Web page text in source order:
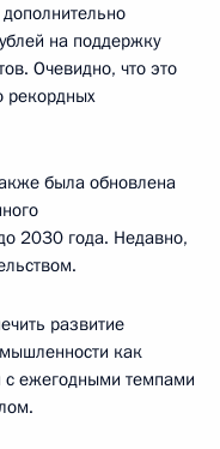
на поддержку
Очевидно, что это
рекордных
была обновлена
2030 года. Недавно,
развитие
как
с ежегодными темпами